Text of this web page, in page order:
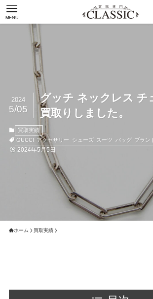
MENU
グッチ ネックレス チ
買取りしました。
2024
5/05
買取実績
GUCCI アクセサリー シューズ スーツ バッグ ブラン
2024年5月5日
ホーム 買取実績